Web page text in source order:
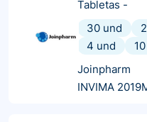
Tabletas -
30 und
4 und
Joinpharm
INVIMA